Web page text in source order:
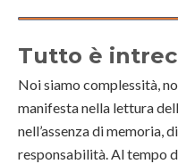
Tutto è
Noi siamo complessità,
manifesta nella lettura
nell’assenza di memoria,
responsabilità. Al tempo